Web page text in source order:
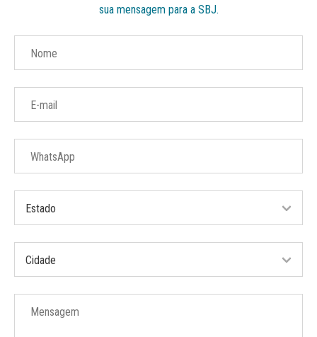
sua mensagem para a SBJ.